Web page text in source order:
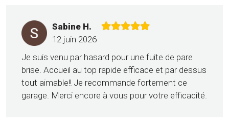
Sabine H.
12 juin 2026
Je suis venu par hasard pour une fuite de pare
brise. Accueil au top rapide efficace et par dessus
tout aimable!! Je recommande fortement ce
garage. Merci encore à vous pour votre efficacité.